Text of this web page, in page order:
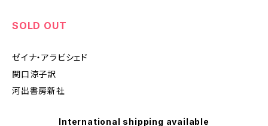
SOLD OUT
ゼイナ・アラビシェド
関口涼子訳
河出書房新社
International shipping available